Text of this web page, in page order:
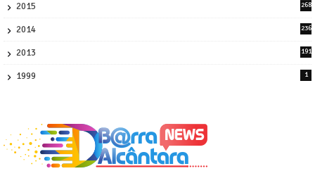
2015
268
2014
236
2013
191
1999 1